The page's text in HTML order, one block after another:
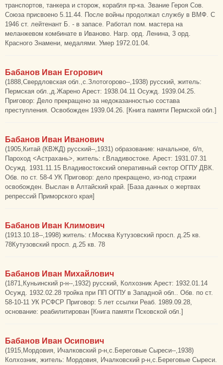
транспортов, танкера и сторож, корабля пр-ка. Звание Героя Сов.
Союза присвоено 5.11.44. После войны продолжал службу в ВМФ. С
1946 ст. лейтенант Б. - в запасе. Работал пом. мастера на
меланжевом комбинате в Иваново. Нагр. орд. Ленина, 3 орд.
Красного Знамени, медалями. Умер 1972.01.04.
Бабанов Иван Егорович
(1888,Свердловская обл.,с.Злотогорово--,1938) русский, житель:
Пермская обл.,д.Жарено Арест: 1938.04.11 Осужд. 1939.04.25.
Приговор: Дело прекращено за недоказанностью состава
преступления. Освобожден 1939.04.26. [Книга памяти Пермской обл.]
Бабанов Иван Иванович
(1905,Китай (КВЖД) русский--,1931) образование: начальное, б/п,
Пароход <Астрахань>, житель: г.Владивостоке. Арест: 1931.07.31
Осужд. 1931.11.15 Владивостокский оперативный сектор ОГПУ ДВК.
Обв. по ст. 58-4 УК Приговор: дело прекращено, из-под стражи
освобожден. Выслан в Алтайский край. [База данных о жертвах
репрессий Приморского края]
Бабанов Иван Климович
(1913.10.18--,1998) житель: г.Москва Кутузовский просп. д.25 кв.
78Кутузовский просп. д.25 кв. 78
Бабанов Иван Михайлович
(1871,Куньинский р-н--,1932) русский, Колхозник Арест: 1932.01.14
Осужд. 1932.02.28 тройка при ПП ОГПУ в Западной обл.. Обв. по ст.
58-10-11 УК РСФСР Приговор: 5 лет ссылки Реаб. 1989.09.28,
основание: реабилитирован [Книга памяти Псковской обл.]
Бабанов Иван Осипович
(1915,Мордовия, Ичалковский р-н,с.Береговые Сыреси--,1938)
Колхозник, житель: Мордовия, Ичалковский р-н,с.Береговые Сыреси.